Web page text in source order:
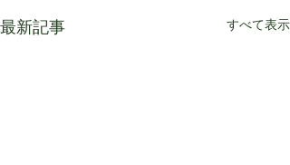
最新記事 すべて表示